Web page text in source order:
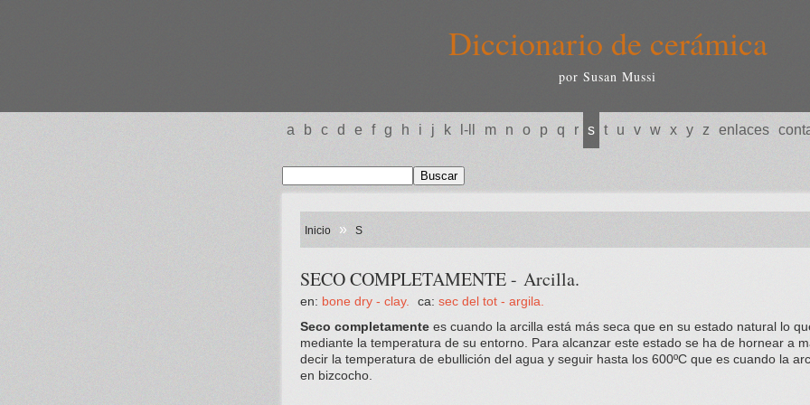
Diccionario de cerámica
por Susan Mussi
a b c d e f g h i j k l-ll m n o p q r s t u v w x y z enlaces
Inicio » S
SECO COMPLETAMENTE - Arcilla.
en: bone dry - clay. ca: sec del tot - argila.
Seco completamente es cuando la arcilla está más seca que en su estado natural lo
mediante la temperatura de su entorno. Para alcanzar este estado se ha de hornear a
decir la temperatura de ebullición del agua y seguir hasta los 600ºC que es cuando la
en bizcocho.